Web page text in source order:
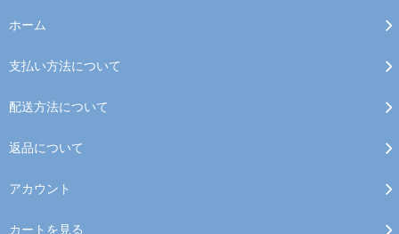
ホーム
支払い方法について
配送方法について
返品について
アカウント
カートを見る